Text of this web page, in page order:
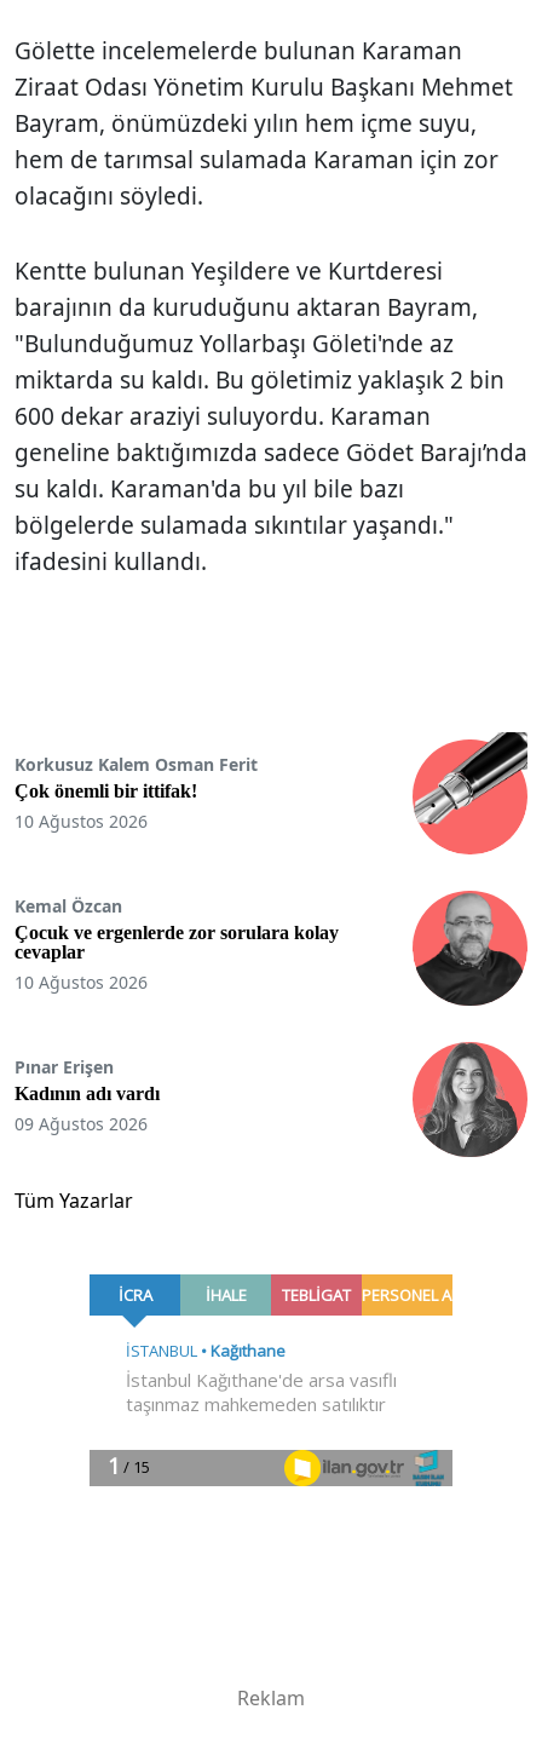
Gölette incelemelerde bulunan Karaman
Ziraat Odası Yönetim Kurulu Başkanı Mehmet
Bayram, önümüzdeki yılın hem içme suyu,
hem de tarımsal sulamada Karaman için zor
olacağını söyledi.
Kentte bulunan Yeşildere ve Kurtderesi
barajının da kuruduğunu aktaran Bayram,
"Bulunduğumuz Yollarbaşı Göleti'nde az
miktarda su kaldı. Bu göletimiz yaklaşık 2 bin
600 dekar araziyi suluyordu. Karaman
geneline baktığımızda sadece Gödet Barajı’nda
su kaldı. Karaman'da bu yıl bile bazı
bölgelerde sulamada sıkıntılar yaşandı."
ifadesini kullandı.
Korkusuz Kalem Osman Ferit
Çok önemli bir ittifak!
10 Ağustos 2026
Kemal Özcan
Çocuk ve ergenlerde zor sorulara kolay
cevaplar
10 Ağustos 2026
Pınar Erişen
Kadının adı vardı
09 Ağustos 2026
Tüm Yazarlar